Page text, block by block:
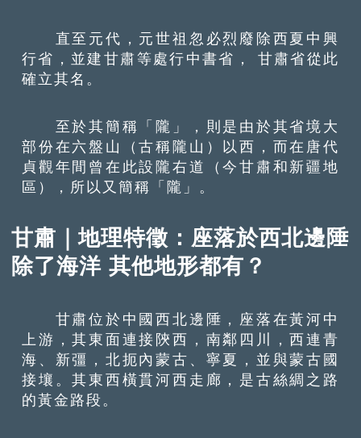
直至元代，元世祖忽必烈廢除西夏中興
行省，並建甘肅等處行中書省， 甘肅省從此
確立其名。
至於其簡稱「隴」，則是由於其省境大
部份在六盤山（古稱隴山）以西，而在唐代
貞觀年間曾在此設隴右道（今甘肅和新疆地
區），所以又簡稱「隴」。
甘肅｜地理特徵：座落於西北邊陲
除了海洋 其他地形都有？
甘肅位於中國西北邊陲，座落在黃河中
上游，其東面連接陝西，南鄰四川，西連青
海、新彊，北扼內蒙古、寧夏，並與蒙古國
接壤。其東西橫貫河西走廊，是古絲綢之路
的黃金路段。